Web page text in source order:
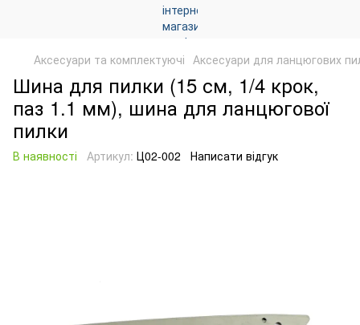
Аксесуари та комплектуючі Аксесуари для ланцюгових
Шина для пилки (15 см, 1/4 крок,
паз 1.1 мм), шина для ланцюгової
пилки
В наявності Артикул: Ц02-002 Написати відгук